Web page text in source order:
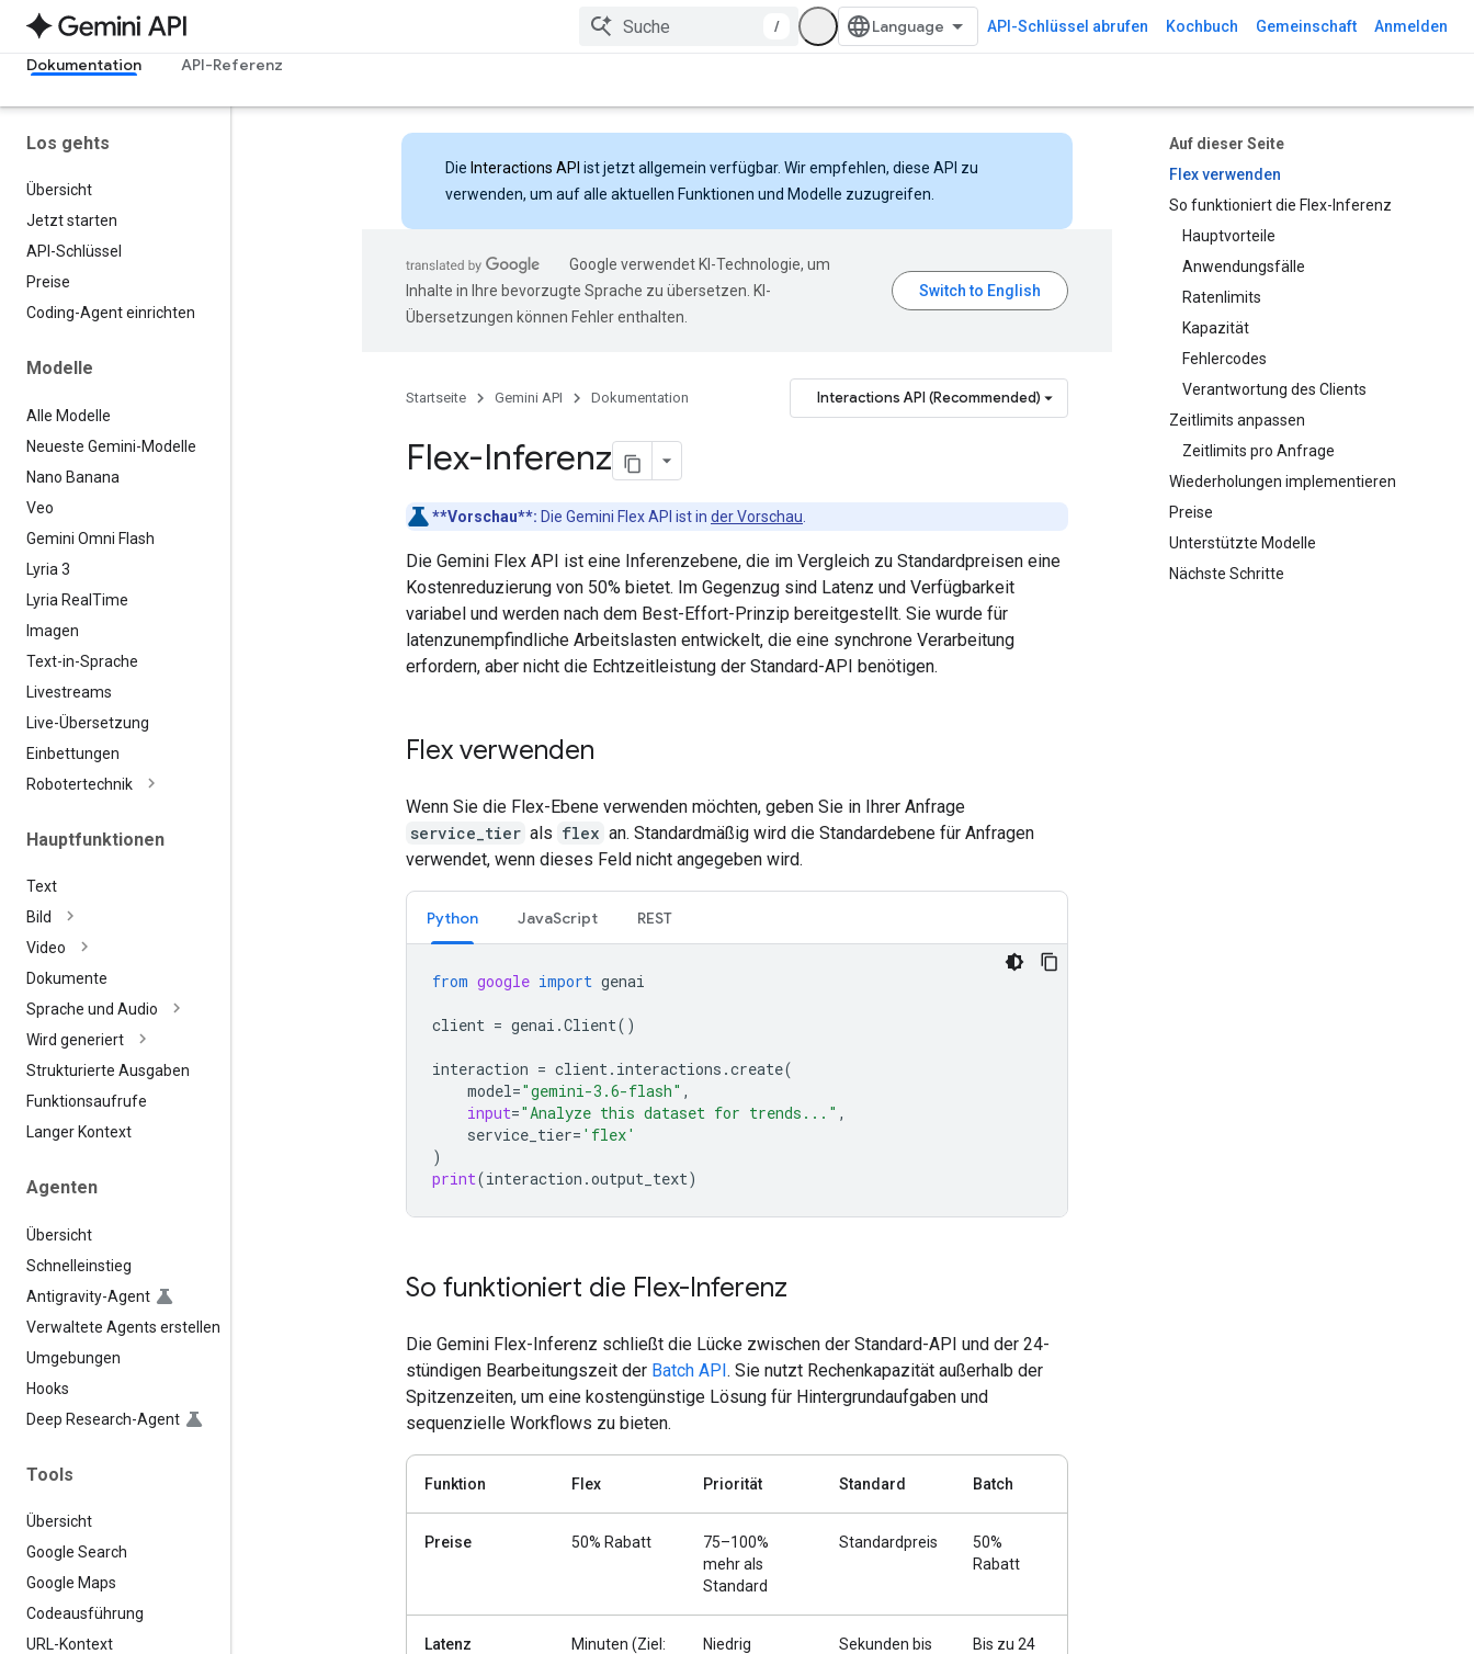
/ API-Schlüssel abrufen Kochbuch Gemeinschaft Anmelden
Dokumentation API-Referenz
Los gehts
Übersicht
Jetzt starten
API-Schlüssel
Preise
Coding-Agent einrichten
Modelle
Alle Modelle
Neueste Gemini-Modelle
Nano Banana
Veo
Gemini Omni Flash
Lyria 3
Lyria Real Time
Imagen
Text-in-Sprache
Livestreams
Live-Übersetzung
Einbettungen
Robotertechnik
Hauptfunktionen
Text
Bild
Video
Dokumente
Sprache und Audio
Wird generiert
Strukturierte Ausgaben
Funktionsaufrufe
Langer Kontext
Agenten
Übersicht
Schnelleinstieg
Antigravity-Agent
Verwaltete Agents erstellen
Umgebungen
Hooks
Deep Research-Agent
Tools
Übersicht
Google Search
Google Maps
Codeausführung
URL-Kontext
Auf dieser Seite
Flex verwenden
So funktioniert die Flex-Inferenz
Hauptvorteile
Anwendungsfälle
Ratenlimits
Kapazität
Fehlercodes
Verantwortung des Clients
Zeitlimits anpassen
Zeitlimits pro Anfrage
Wiederholungen implementieren
Preise
Unterstützte Modelle
Nächste Schritte
Die Interactions API ist jetzt allgemein verfügbar. Wir empfehlen, diese API zu
verwenden, um auf alle aktuellen Funktionen und Modelle zuzugreifen.
Google verwendet KI-Technologie, um
Inhalte in Ihre bevorzugte Sprache zu übersetzen. KI-
Übersetzungen können Fehler enthalten.
Startseite Gemini API Dokumentation Interactions API (Recommended)
Flex-Inferenz
**Vorschau**: Die Gemini Flex API ist in der Vorschau
Die Gemini Flex API ist eine Inferenzebene, die im Vergleich zu Standardpreisen eine
Kostenreduzierung von 50% bietet. Im Gegenzug sind Latenz und Verfügbarkeit
variabel und werden nach dem Best-Effort-Prinzip bereitgestellt. Sie wurde für
latenzunempfindliche Arbeitslasten entwickelt, die eine synchrone Verarbeitung
erfordern, aber nicht die Echtzeitleistung der Standard-API benötigen.
Flex verwenden
Wenn Sie die Flex-Ebene verwenden möchten, geben Sie in Ihrer Anfrage
service_tier als flex an. Standardmäßig wird die Standardebene für Anfragen
verwendet, wenn dieses Feld nicht angegeben wird.
Python JavaScript REST
from google import genai
client = genai .Client()
interaction = client. interactions .create(
model="gemini-3.6-flash" ,
input="Analyze this dataset for trends..." ,
service_tier= 'flex'
)
print(interaction .output_text)
So funktioniert die Flex-Inferenz
Die Gemini Flex-Inferenz schließt die Lücke zwischen der Standard-API und der 24-
stündigen Bearbeitungszeit der Batch API. Sie nutzt Rechenkapazität außerhalb der
Spitzenzeiten, um eine kostengünstige Lösung für Hintergrundaufgaben und
sequenzielle Workflows zu bieten.
Funktion Flex Priorität Standard Batch
Preise 50% Rabatt
75–100%
mehr als
Standard
Standardpreis
50%
Rabatt
Latenz
Minuten (Ziel:
Niedrig
Sekunden bis
Bis zu 24